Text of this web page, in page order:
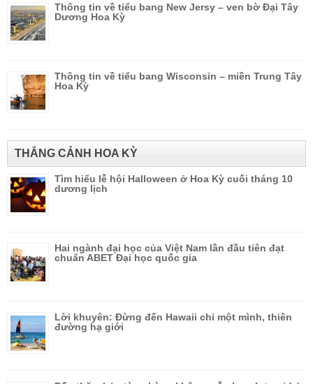
Thông tin về tiểu bang New Jersy – ven bờ Đại Tây
Dương Hoa Kỳ
Thông tin về tiểu bang Wisconsin – miền Trung Tây
Hoa Kỳ
THẮNG CẢNH HOA KỲ
Tìm hiểu lễ hội Halloween ở Hoa Kỳ cuối tháng 10
dương lịch
Hai ngành đại học của Việt Nam lần đầu tiên đạt
chuẩn ABET Đại học quốc gia
Lời khuyên: Đừng đến Hawaii chỉ một mình, thiên
đường hạ giới